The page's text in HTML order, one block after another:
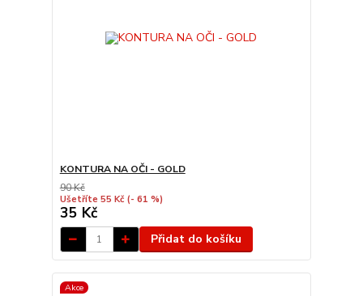
KONTURA NA OČI - GOLD
90 Kč
Ušetříte 55 Kč (- 61 %)
35 Kč
Přidat do košíku
Akce